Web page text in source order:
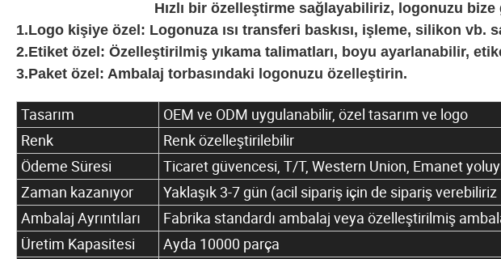
Hızlı bir özelleştirme sağlayabiliriz, logonuzu
1.Logo kişiye özel: Logonuza ısı transferi baskısı, işleme, silikon vb.
2.Etiket özel: Özelleştirilmiş yıkama talimatları, boyu ayarlanabilir,
3.Paket özel: Ambalaj torbasındaki logonuzu özelleştirin.
Tasarım
OEM ve ODM uygulanabilir, özel tasarım ve logo
Renk
Renk özelleştirilebilir
Ödeme Süresi
Ticaret güvencesi, T/T, Western Union, Emanet
Zaman kazanıyor
Yaklaşık 3-7 gün (acil sipariş için de sipariş verebiliriz
Ambalaj Ayrıntıları
Fabrika standardı ambalaj veya özelleştirilmiş
Üretim Kapasitesi
Ayda 10000 parça